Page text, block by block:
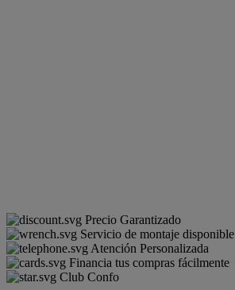
Precio Garantizado
Servicio de montaje disponible
Atención Personalizada
Financia tus compras fácilmente
Club Confo